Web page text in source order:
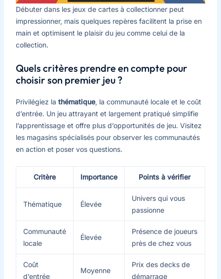
Débuter dans les jeux de cartes à collectionner peut
impressionner, mais quelques repères facilitent la prise en
main et optimisent le plaisir du jeu comme celui de la
collection.
Quels critères prendre en compte pour
choisir son premier jeu ?
Privilégiez la thématique, la communauté locale et le coût
d’entrée. Un jeu attrayant et largement pratiqué simplifie
l’apprentissage et offre plus d’opportunités de jeu. Visitez
les magasins spécialisés pour observer les communautés
en action et poser vos questions.
Critère Importance Points à vérifier
Thématique Élevée
Univers qui vous
passionne
Communauté
locale
Élevée
Présence de joueurs
près de chez vous
Coût
d’entrée
Moyenne
Prix des decks de
démarrage